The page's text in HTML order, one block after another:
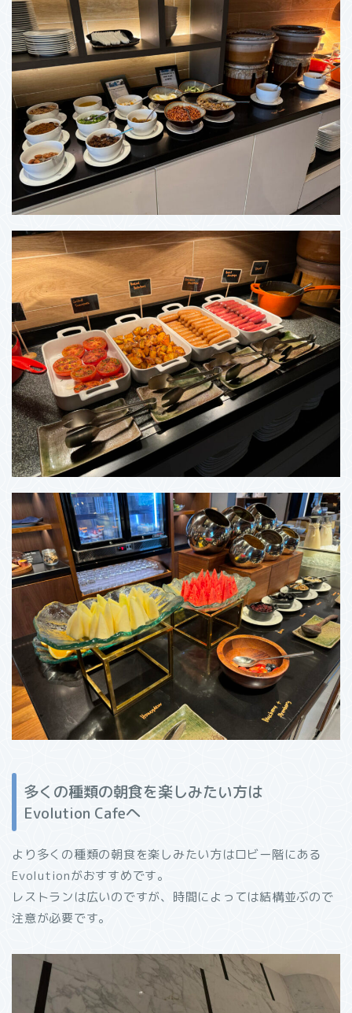
多くの種類の朝食を楽しみたい方は
Evolution Cafeへ
より多くの種類の朝食を楽しみたい方はロビー階にある
Evolutionがおすすめです。
レストランは広いのですが、時間によっては結構並ぶので
注意が必要です。